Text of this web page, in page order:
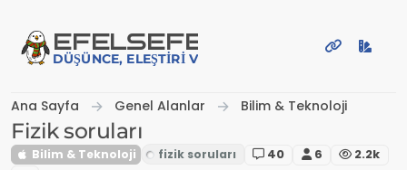
EFELSEFE
DÜŞÜNCE, ELEŞTIRI VE PAYLAŞIM PLATFORMU
Ana Sayfa Genel Alanlar Bilim & Teknoloji
Fizik soruları
Bilim & Teknoloji 40 6 2.2k